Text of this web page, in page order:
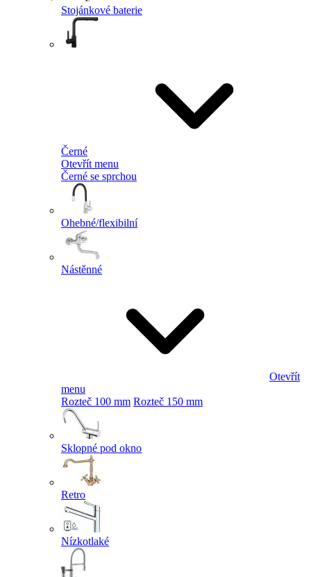
Stojánkové baterie
Černé
Otevřít menu
Černé se sprchou
Ohebné/flexibilní
Nástěnné
Otevřít
menu
Rozteč 100 mm Rozteč 150 mm
Sklopné pod okno
Retro
Nízkotlaké